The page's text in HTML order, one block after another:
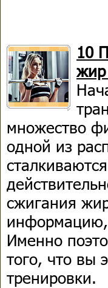
10
жир
множество
одной из
сжигания
информацию,
Именно
того, что вы
тренировки.